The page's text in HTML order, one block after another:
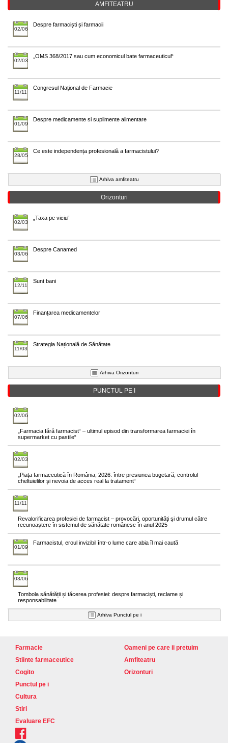
AMFITEATRU
02/06
Despre farmaciști și farmacii
02/03
„OMS 368/2017 sau cum economicul bate farmaceuticul“
11/11
Congresul Național de Farmacie
01/09
Despre medicamente si suplimente alimentare
28/05
Ce este independența profesională a farmacistului?
Arhiva amfiteatru
Orizonturi
02/03
„Taxa pe viciu“
03/06
Despre Canamed
12/11
Sunt bani
07/06
Finanțarea medicamentelor
11/03
Strategia Națională de Sănătate
Arhiva Orizonturi
PUNCTUL PE I
02/06
„Farmacia fără farmacist“ – ultimul episod din transformarea farmaciei în
supermarket cu pastile“
02/03
„Piața farmaceutică în România, 2026: între presiunea bugetară, controlul
cheltuielilor și nevoia de acces real la tratament“
11/11
Revalorificarea profesiei de farmacist – provocări, oportunităţi şi drumul către
recunoaştere în sistemul de sănătate românesc în anul 2025
01/09
Farmacistul, eroul invizibil într-o lume care abia îl mai caută
03/06
Tombola sănătății și tăcerea profesiei: despre farmaciști, reclame și
responsabilitate
Arhiva Punctul pe i
Farmacie
Stiinte farmaceutice
Cogito
Oameni pe care ii pretuim
Amfiteatru
Orizonturi
Punctul pe i
Cultura
Stiri
Evaluare EFC